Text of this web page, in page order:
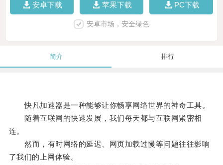
安卓下载 苹果下载 PC下载
安卓市场，安全绿色
简介 排行
快凡加速器是一种能够让你畅享网络世界的神奇工具。
随着互联网的快速发展，我们每天都与互联网紧密相
连。
然而，有时网络的延迟、网页加载过慢等问题往往影响
了我们的上网体验。